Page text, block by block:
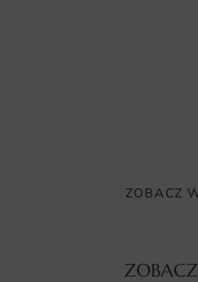
Fototapeta Kolorowe Koty
wysokiej jakości
odporność na
użyciu nowoczesnych
intensywność barw oraz
jest łatwy do czyszczenia,
ZOBACZ